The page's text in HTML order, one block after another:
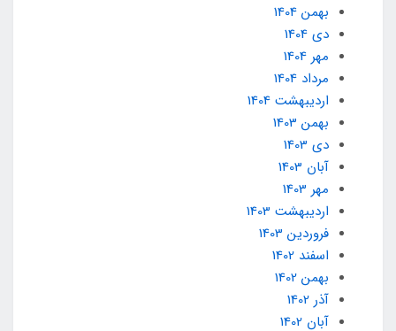
بهمن 1404
دی 1404
مهر 1404
مرداد 1404
ارديبهشت 1404
بهمن 1403
دی 1403
آبان 1403
مهر 1403
ارديبهشت 1403
فروردین 1403
اسفند 1402
بهمن 1402
آذر 1402
آبان 1402